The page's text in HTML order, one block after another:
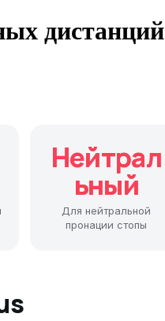
дистанций
Нейтрал
ьный
Для нейтральной
пронации стопы